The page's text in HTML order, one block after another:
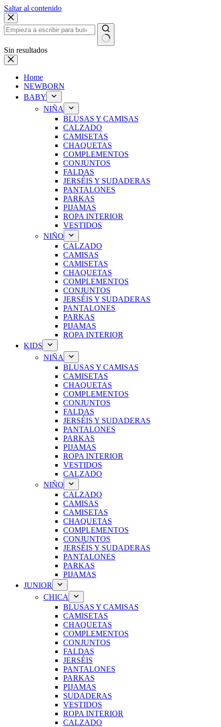
Saltar al contenido
Sin resultados
Home
NEWBORN
BABY
NIÑA
BLUSAS Y CAMISAS
CALZADO
CAMISETAS
CHAQUETAS
COMPLEMENTOS
CONJUNTOS
FALDAS
JERSÉIS Y SUDADERAS
PANTALONES
PARKAS
PIJAMAS
ROPA INTERIOR
VESTIDOS
NIÑO
CALZADO
CAMISAS
CAMISETAS
CHAQUETAS
COMPLEMENTOS
CONJUNTOS
JERSÉIS Y SUDADERAS
PANTALONES
PARKAS
PIJAMAS
ROPA INTERIOR
KIDS
NIÑA
BLUSAS Y CAMISAS
CAMISETAS
CHAQUETAS
COMPLEMENTOS
CONJUNTOS
FALDAS
JERSÉIS Y SUDADERAS
PANTALONES
PARKAS
PIJAMAS
ROPA INTERIOR
VESTIDOS
CALZADO
NIÑO
CALZADO
CAMISAS
CAMISETAS
CHAQUETAS
COMPLEMENTOS
CONJUNTOS
JERSÉIS Y SUDADERAS
PANTALONES
PARKAS
PIJAMAS
JUNIOR
CHICA
BLUSAS Y CAMISAS
CAMISETAS
CHAQUETAS
COMPLEMENTOS
CONJUNTOS
FALDAS
JERSÉIS
PANTALONES
PARKAS
PIJAMAS
SUDADERAS
VESTIDOS
ROPA INTERIOR
CALZADO